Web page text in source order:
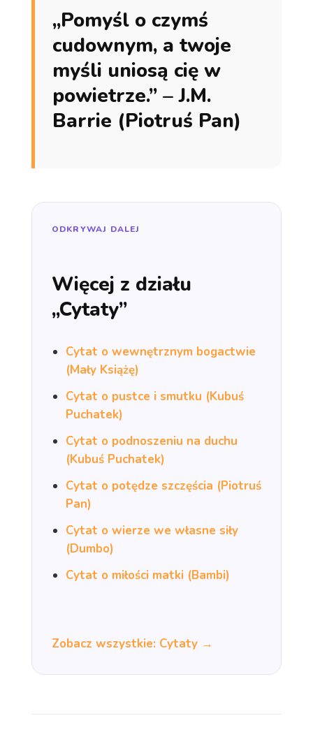
„Pomyśl o czymś
cudownym, a twoje
myśli uniosą cię w
powietrze.” – J.M.
Barrie (Piotruś Pan)
ODKRYWAJ DALEJ
Więcej z działu
„Cytaty”
Cytat o wewnętrznym bogactwie
(Mały Książę)
Cytat o pustce i smutku (Kubuś
Puchatek)
Cytat o podnoszeniu na duchu
(Kubuś Puchatek)
Cytat o potędze szczęścia (Piotruś
Pan)
Cytat o wierze we własne siły
(Dumbo)
Cytat o miłości matki (Bambi)
Zobacz wszystkie: Cytaty →